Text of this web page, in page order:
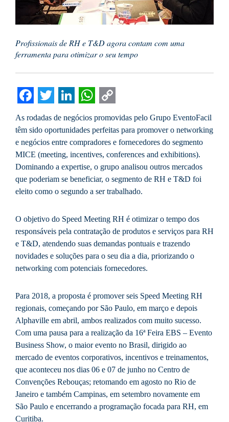
Profissionais de RH e T&D agora contam com uma
ferramenta para otimizar o seu tempo
Facebook
Twitter
LinkedIn
WhatsApp
Copy
Link
As rodadas de negócios promovidas pelo Grupo EventoFacil
têm sido oportunidades perfeitas para promover o networking
e negócios entre compradores e fornecedores do segmento
MICE (meeting, incentives, conferences and exhibitions).
Dominando a expertise, o grupo analisou outros mercados
que poderiam se beneficiar, o segmento de RH e T&D foi
eleito como o segundo a ser trabalhado.
O objetivo do Speed Meeting RH é otimizar o tempo dos
responsáveis pela contratação de produtos e serviços para RH
e T&D, atendendo suas demandas pontuais e trazendo
novidades e soluções para o seu dia a dia, priorizando o
networking com potenciais fornecedores.
Para 2018, a proposta é promover seis Speed Meeting RH
regionais, começando por São Paulo, em março e depois
Alphaville em abril, ambos realizados com muito sucesso.
Com uma pausa para a realização da 16ª Feira EBS – Evento
Business Show, o maior evento no Brasil, dirigido ao
mercado de eventos corporativos, incentivos e treinamentos,
que aconteceu nos dias 06 e 07 de junho no Centro de
Convenções Rebouças; retomando em agosto no Rio de
Janeiro e também Campinas, em setembro novamente em
São Paulo e encerrando a programação focada para RH, em
Curitiba.